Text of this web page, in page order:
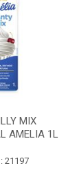
MIX
AMELIA 1L
21197